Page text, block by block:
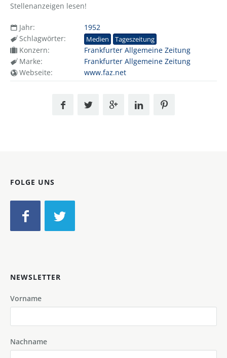
Stellenanzeigen lesen!
Jahr:
1952
Schlagwörter:
Medien Tageszeitung
Konzern:
Frankfurter Allgemeine Zeitung
Marke:
Frankfurter Allgemeine Zeitung
Webseite:
www.faz.net
FOLGE UNS
NEWSLETTER
Vorname
Nachname